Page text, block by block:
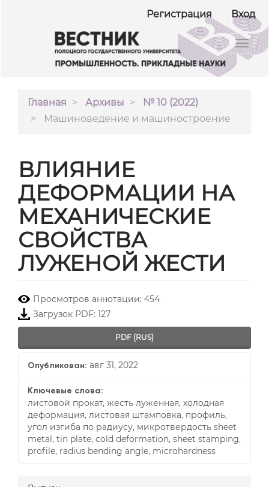
Регистрация Вход
Главная Архивы
№ 10 (2022)
Машиноведение и машиностроение
ВЛИЯНИЕ
ДЕФОРМАЦИИ НА
МЕХАНИЧЕСКИЕ
СВОЙСТВА
ЛУЖЕНОЙ ЖЕСТИ
Просмотров аннотации: 454
Загрузок PDF: 127
PDF (RUS)
Опубликован: авг 31, 2022
Ключевые слова:
листовой прокат, жесть луженная, холодная
деформация, листовая штамповка, профиль,
угол изгиба по радиусу, микротвердость sheet
metal, tin plate, cold deformation, sheet stamping,
profile, radius bending angle, microhardness